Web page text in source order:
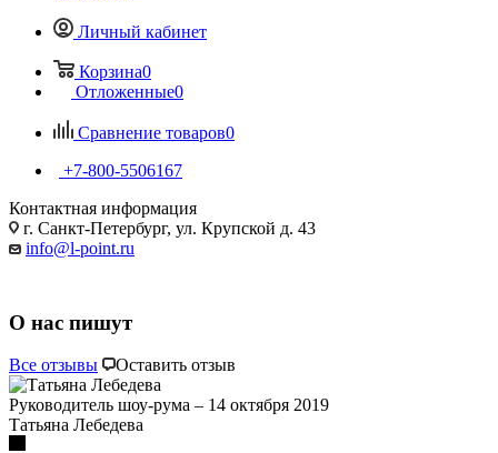
Личный кабинет
Корзина0
Отложенные0
Сравнение товаров0
+7-800-5506167
Контактная информация
г. Санкт-Петербург, ул. Крупской д. 43
info@l-point.ru
О нас пишут
Все отзывы Оставить отзыв
Руководитель шоу-рума – 14 октября 2019
Татьяна Лебедева